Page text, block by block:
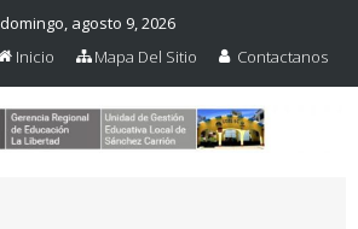
domingo, agosto 9, 2026
Inicio
Mapa Del Sitio Contactanos